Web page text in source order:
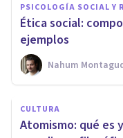
PSICOLOGÍA SOCIAL Y
Ética social:
ejemplos
Nahum
CULTURA
Atomismo: qué es